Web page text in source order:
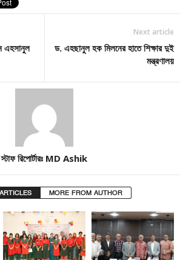
এহসানুল
Next article
ড. এহছানুল হক মিলনের হাতে শিক্ষার দুই
মন্ত্রণালয়
স্টাফ রিপোর্টারঃ MD Ashik
MORE FROM AUTHOR